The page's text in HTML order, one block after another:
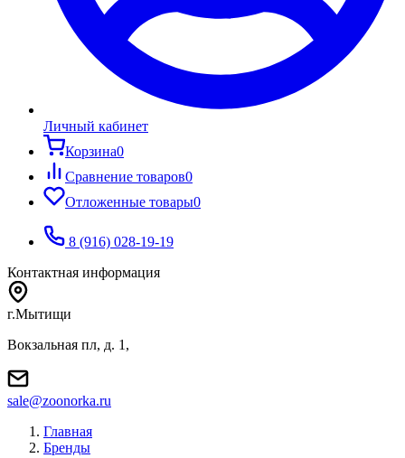
Личный кабинет
Корзина0
Сравнение товаров0
Отложенные товары0
8 (916) 028-19-19
Контактная информация
г.Мытищи
Вокзальная пл, д. 1,
sale@zoonorka.ru
Главная
Бренды